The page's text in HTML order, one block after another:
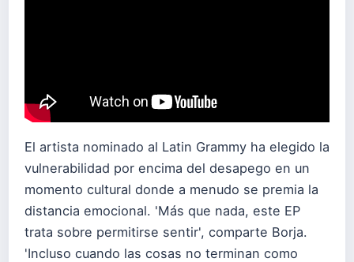
El artista nominado al Latin Grammy ha elegido la
vulnerabilidad por encima del desapego en un
momento cultural donde a menudo se premia la
distancia emocional. 'Más que nada, este EP
trata sobre permitirse sentir', comparte Borja.
'Incluso cuando las cosas no terminan como